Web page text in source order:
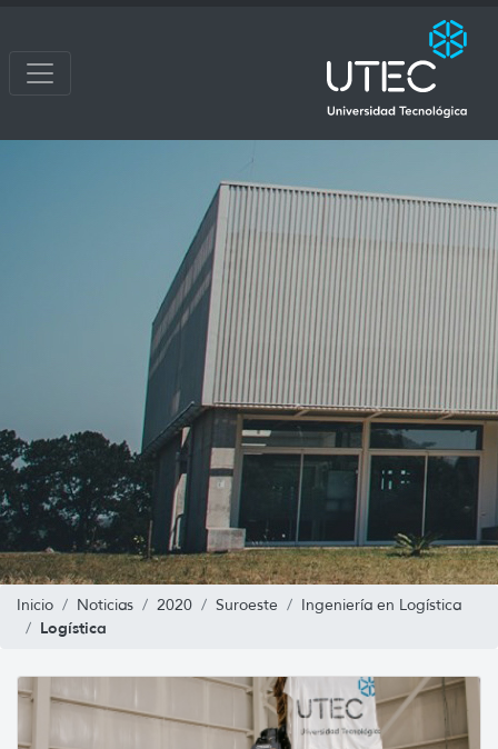
Inicio Noticias 2020 Suroeste Ingeniería en Logística
Logística